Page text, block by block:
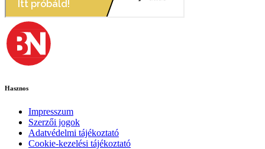
Hasznos
Impresszum
Szerzői jogok
Adatvédelmi tájékoztató
Cookie-kezelési tájékoztató